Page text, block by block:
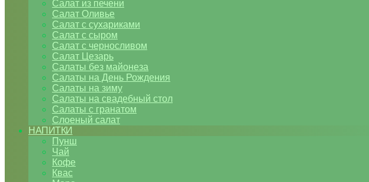
Салат из печени
Салат Оливье
Салат с сухариками
Салат с сыром
Салат с черносливом
Салат Цезарь
Салаты без майонеза
Салаты на День Рождения
Салаты на зиму
Салаты на свадебный стол
Салаты с гранатом
Слоеный салат
НАПИТКИ
Пунш
Чай
Кофе
Квас